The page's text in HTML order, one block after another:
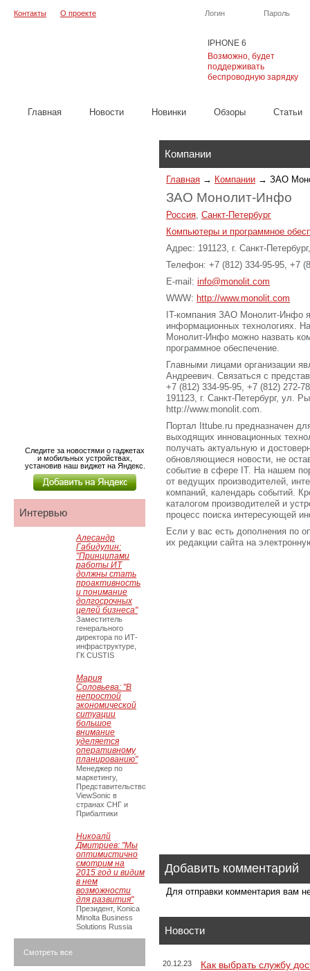
IPHONE 6
Возможно, будет
поддерживать
беспроводную зарядку
Логин Пароль
Контакты О проекте
Главная Новости Новинки Обзоры Cтатьи
Компании
Главная → Компании → ЗАО
ЗАО Монолит-Инфо
Россия, Санкт-Петербург
Компьютеры и программное
Адрес: 191123, г. Санкт-
Телефон: +7 (812) 334-95-95, +7
E-mail: info@monolit.com
WWW: http://www.monolit.com
IT-компания ЗАО Монолит-Инфо
информационных технологиях.
Монолит-Инфо можно назвать
программное обеспечение.
Главными лицами организации
Андреевич. Связаться с
+7 (812) 334-95-95, +7 (812) 272-
191123, г. Санкт-Петербург, ул.
http://www.monolit.com.
Портал Ittube.ru предназначен
выходящих инновационных
получать актуальную и
обновляющиеся новости, не
событие в сфере IT. На нашем
от ведущих производителей,
компаний, календарь событий.
каталогом производителей и
процесс поиска интересующей
Если у вас есть дополнения по
их редакции сайта на
Добавить комментарий
Для отправки комментария вам
Новости
20.12.23
Как выбрать службу
Следите за новостями о гаджетах
и мобильных устройствах,
установив наш виджет на Яндекс.
Интервью
Алесандр
Габидулин:
"Принципами
работы ИТ
должны стать
проактивность
и понимание
долгосрочных
целей бизнеса"
Заместитель
генерального
директора по ИТ-
инфраструктуре,
ГК CUSTIS
Мария
Соловьева: "В
непростой
экономической
ситуации
большое
внимание
уделяется
оперативному
планированию"
Менеджер по
маркетингу,
Представительство
ViewSonic в
странах СНГ и
Прибалтики
Никоалй
Дмитриев: "Мы
оптимистично
смотрим на
2015 год и видим
в нем
возможности
для развития"
Президент, Konica
Minolta Business
Solutions Russia
Смотреть все